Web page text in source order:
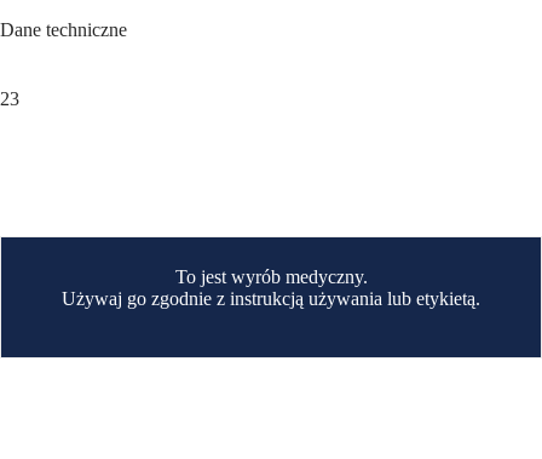
Dane techniczne
23
To jest wyrób medyczny.
Używaj go zgodnie z instrukcją używania lub etykietą.